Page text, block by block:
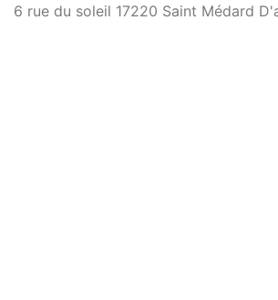
6 rue du soleil 17220 Saint Médard